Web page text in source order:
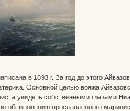
в 1893 г. За год до этого
Основной целью вояжа
увидеть собственными глазами
обыкновению прославленного